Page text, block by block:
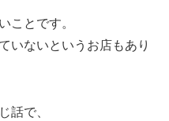
ことです。
いないというお店もあり
話で、